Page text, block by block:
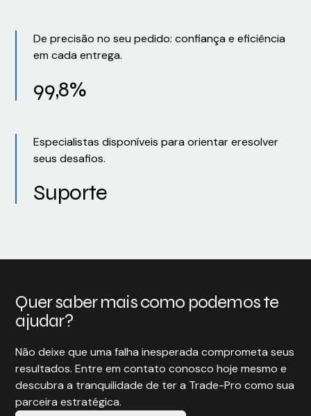
De precisão no seu pedido: confiança e eficiência
em cada entrega.
99,8%
Especialistas disponíveis para orientar eresolver
seus desafios.
Suporte
Quer saber mais como podemos te
ajudar?
Não deixe que uma falha inesperada comprometa seus
resultados. Entre em contato conosco hoje mesmo e
descubra a tranquilidade de ter a Trade-Pro como sua
parceira estratégica.